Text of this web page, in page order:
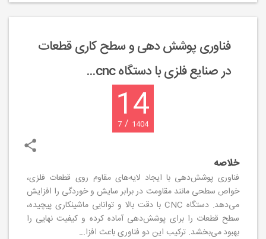
فناوری پوشش دهی و سطح کاری قطعات
در صنایع فلزی با دستگاه cnc...
14
7 / 1404
خلاصه
فناوری پوشش‌دهی با ایجاد لایه‌های مقاوم روی قطعات فلزی،
خواص سطحی مانند مقاومت در برابر سایش و خوردگی را افزایش
می‌دهد. دستگاه CNC با دقت بالا و توانایی ماشینکاری پیچیده،
سطح قطعات را برای پوشش‌دهی آماده کرده و کیفیت نهایی را
بهبود می‌بخشد. ترکیب این دو فناوری باعث افزا...